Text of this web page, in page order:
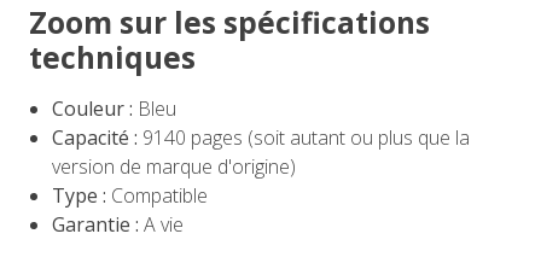
Zoom sur les spécifications
techniques
Couleur : Bleu
Capacité : 9140 pages (soit autant ou plus que la
version de marque d'origine)
Type : Compatible
Garantie : A vie